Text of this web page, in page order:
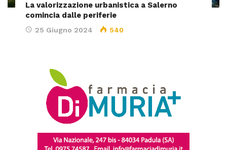
La valorizzazione urbanistica a Salerno
comincia dalle periferie
25 Giugno 2024 540